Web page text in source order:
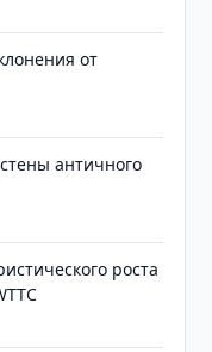
от
античного
роста